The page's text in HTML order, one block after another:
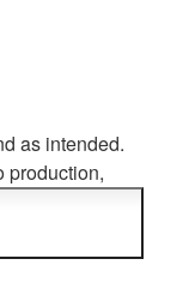
as intended.
production,